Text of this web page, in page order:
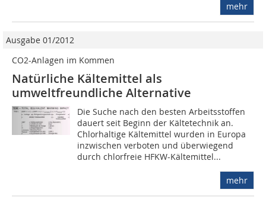
mehr
Ausgabe 01/2012
CO2-Anlagen im Kommen
Natürliche Kältemittel als
umweltfreundliche Alternative
Die Suche nach den besten Arbeitsstoffen
dauert seit Beginn der Kältetechnik an.
Chlorhaltige Kältemittel wurden in Europa
inzwischen verboten und überwiegend
durch chlorfreie HFKW-Kältemittel...
mehr